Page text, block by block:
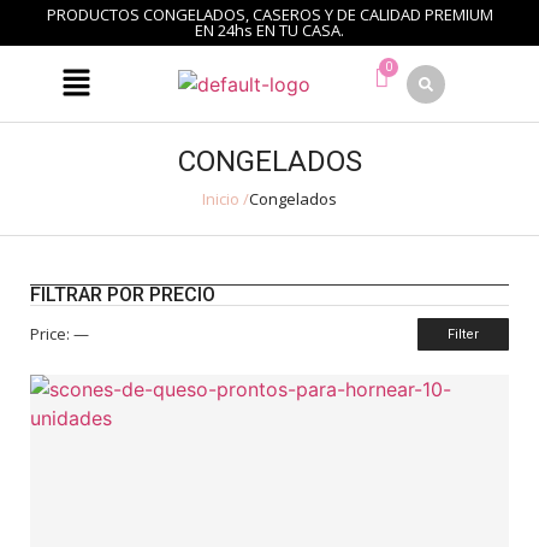
PRODUCTOS CONGELADOS, CASEROS Y DE CALIDAD PREMIUM
EN 24hs EN TU CASA.
CONGELADOS
Inicio /Congelados
FILTRAR POR PRECIO
Filter
Price: —